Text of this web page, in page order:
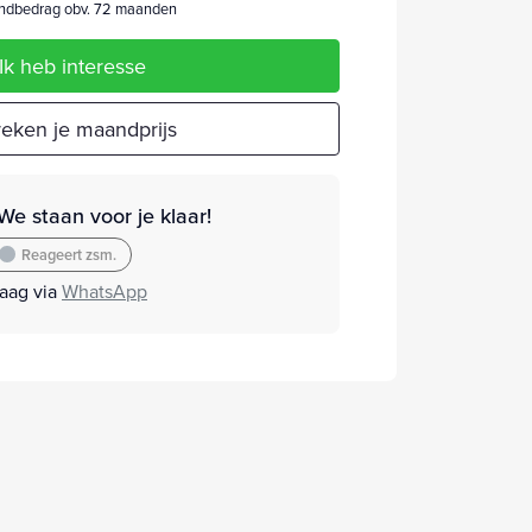
obv. 72 maanden
Ik heb interesse
je maandprijs
staan voor je klaar!
Reageert zsm.
viaWhatsApp